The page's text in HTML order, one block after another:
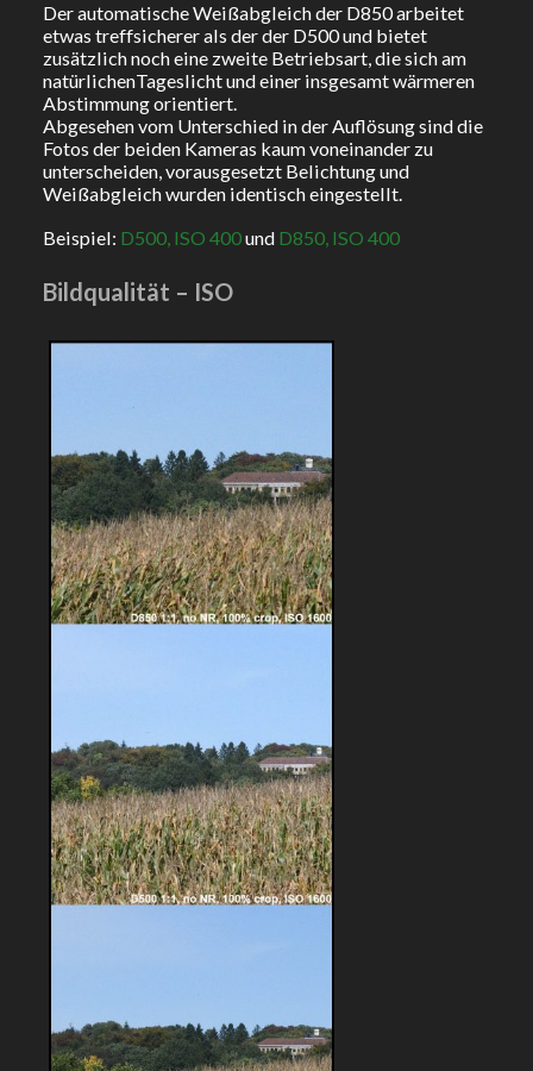
Der automatische Weißabgleich der D850 arbeitet
etwas treffsicherer als der der D500 und bietet
zusätzlich noch eine zweite Betriebsart, die sich am
natürlichenTageslicht und einer insgesamt wärmeren
Abstimmung orientiert.
Abgesehen vom Unterschied in der Auflösung sind die
Fotos der beiden Kameras kaum voneinander zu
unterscheiden, vorausgesetzt Belichtung und
Weißabgleich wurden identisch eingestellt.
Beispiel: D500, ISO 400und D850, ISO 400
Bildqualität – ISO